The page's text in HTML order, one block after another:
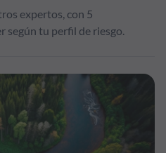
expertos, con 5
según tu perfil de riesgo.